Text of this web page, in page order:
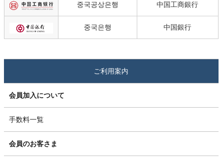
중국공상은행 中国工商銀行
중국은행 中国銀行
ご利用案内
会員加入について
手数料一覧
会員のお客さま